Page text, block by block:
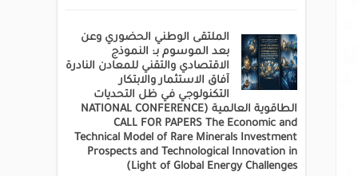
الملتقى الوطني الحضوري وعن
بعد الموسوم بـ: النموذج
الاقتصادي والتقني للمعادن النادرة
آفاق الاستثمار والابتكار
التكنولوجي في ظل التحديات
الطاقوية العالمية (NATIONAL CONFERENCE
CALL FOR PAPERS The Economic and
Technical Model of Rare Minerals Investment
Prospects and Technological Innovation in
Light of Global Energy Challenges)